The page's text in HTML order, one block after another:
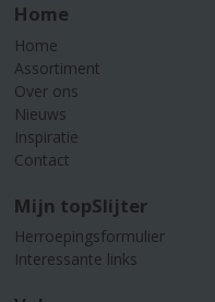
Home
Home
Assortiment
Over ons
Nieuws
Inspiratie
Contact
Mijn topSlijter
Herroepingsformulier
Interessante links